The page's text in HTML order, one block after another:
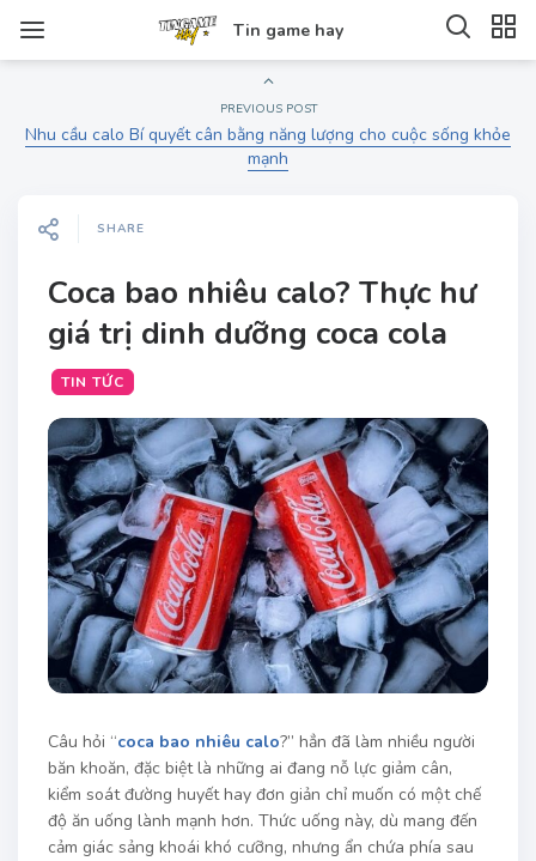
Tin game hay
PREVIOUS POST
Nhu cầu calo Bí quyết cân bằng năng lượng cho cuộc sống khỏe
mạnh
SHARE
Coca bao nhiêu calo? Thực hư
giá trị dinh dưỡng coca cola
TIN TỨC
Câu hỏi “coca bao nhiêu calo?” hẳn đã làm nhiều người
băn khoăn, đặc biệt là những ai đang nỗ lực giảm cân,
kiểm soát đường huyết hay đơn giản chỉ muốn có một chế
độ ăn uống lành mạnh hơn. Thức uống này, dù mang đến
cảm giác sảng khoái khó cưỡng, nhưng ẩn chứa phía sau